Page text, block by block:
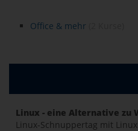
Office & mehr
Linux - eine Alternative zu
Linux-Schnuppertag mit